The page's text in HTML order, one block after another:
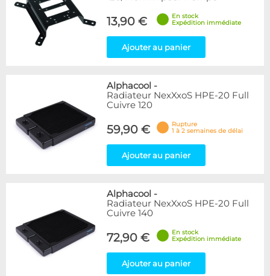
13,90 €
En stock
Expédition immédiate
Ajouter au panier
Alphacool -
Radiateur NexXxoS HPE-20 Full
Cuivre 120
59,90 €
Rupture
1 à 2 semaines de délai
Ajouter au panier
Alphacool -
Radiateur NexXxoS HPE-20 Full
Cuivre 140
72,90 €
En stock
Expédition immédiate
Ajouter au panier